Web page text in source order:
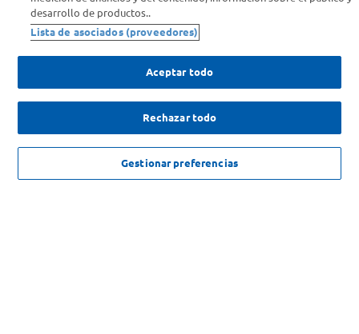
NO DISPONIBLE
Comprá Online
Enterate de nuestras ofertas
Dejanos tu mail para recibir todas las ofertas y promociones antes
que nadie.
Provincia
ENVIAR
desarrollo de productos..
Lista de asociados (proveedores)
Aceptar todo
Rechazar todo
Gestionar preferencias